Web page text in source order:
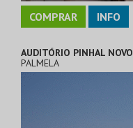
COMPRAR INFO
AUDITÓRIO PINHAL NOVO
PALMELA